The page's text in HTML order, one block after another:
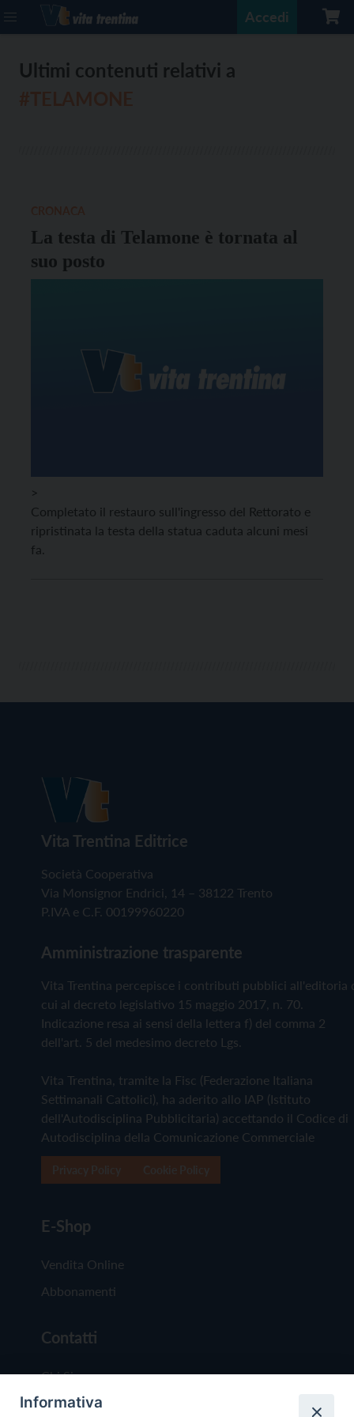
Accedi
Ultimi contenuti relativi a
La testa di Telamone è tornata al
suo posto
>
Completato il restauro sull'ingresso del Rettorato e
ripristinata la testa della statua caduta alcuni mesi
fa.
Vita Trentina Editrice
Società Cooperativa
Via Monsignor Endrici, 14 – 38122 Trento
P.IVA e C.F. 00199960220
Amministrazione trasparente
Vita Trentina percepisce i contributi pubblici all'editoria
cui al decreto legislativo 15 maggio 2017, n. 70.
Indicazione resa ai sensi della lettera f) del comma 2
dell'art. 5 del medesimo decreto Lgs.
Vita Trentina, tramite la Fisc (Federazione Italiana
Settimanali Cattolici), ha aderito allo IAP (Istituto
dell'Autodisciplina Pubblicitaria) accettando il Codice di
Autodisciplina della Comunicazione Commerciale
E-Shop
Vendita Online
Abbonamenti
Contatti
Chi Siamo
Redazione
Informativa